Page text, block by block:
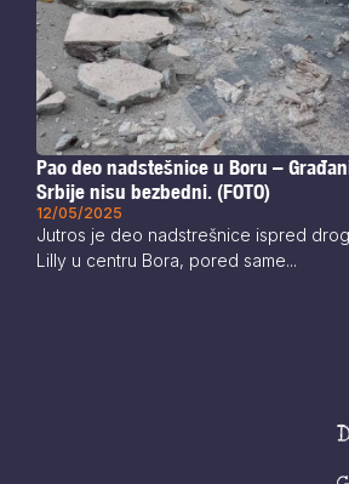
Pao deo nadstešnice u Boru –
Srbije nisu bezbedni. (FOTO)
12/05/2025
Jutros je deo nadstrešnice ispred
Lilly u centru Bora, pored same...